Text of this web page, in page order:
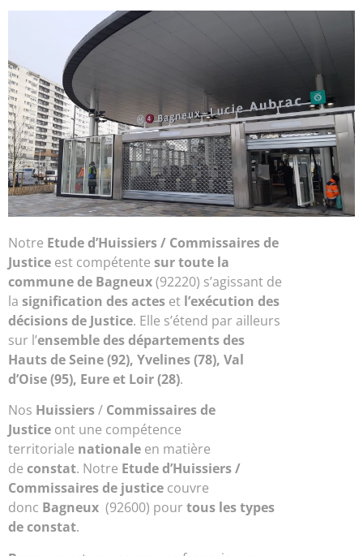
Notre Etude d’Huissiers / Commissaires de
Justice est compétente sur toute la
commune de Bagneux(92220) s’agissant de
la signification des actes et l’exécution des
décisions de Justice. Elle s’étend par ailleurs
sur l’ensemble des départements des
Hauts de Seine (92), Yvelines (78), Val
d’Oise (95), Eure et Loir (28).
Nos Huissiers/ Commissaires de
Justice ont une compétence
territoriale nationale en matière
de constat. Notre Etude d’Huissiers /
Commissaires de justice couvre
donc Bagneux (92600) pour tous les types
de constat.